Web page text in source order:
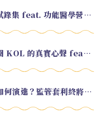
EP.220 好久不見！2026 試錄集 feat. 功能醫學營養師 美寶
EP.219 從銀行高管轉職幣圈 KOL 的真實心聲 feat.龜大
EP.217 美元穩定幣未來會如何演進？監管套利終將收斂？feat. 研究員 余哲安